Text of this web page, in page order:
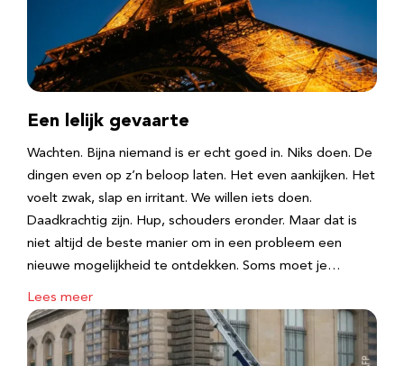
Een lelijk gevaarte
Wachten. Bijna niemand is er echt goed in. Niks doen. De
dingen even op z’n beloop laten. Het even aankijken. Het
voelt zwak, slap en irritant. We willen iets doen.
Daadkrachtig zijn. Hup, schouders eronder. Maar dat is
niet altijd de beste manier om in een probleem een
nieuwe mogelijkheid te ontdekken. Soms moet je…
Lees meer